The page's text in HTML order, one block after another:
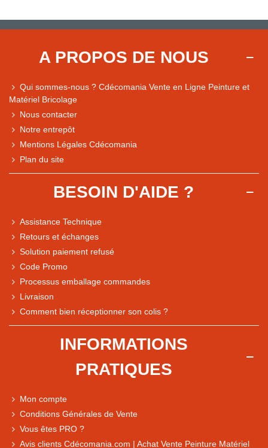
Comparaison des performances du magasin
Express, Chez vous, Point relais, Retrait magasin
A PROPOS DE NOUS
Qui sommes-nous ? Cdécomania Vente en Ligne Peinture et
Matériel Bricolage
Nous contacter
Notre entrepôt
Mentions Légales Cdécomania
Plan du site
BESOIN D'AIDE ?
Assistance Technique
Retours et échanges
Solution paiement refusé
Code Promo
Processus emballage commandes
Livraison
Comment bien réceptionner son colis ?
INFORMATIONS
PRATIQUES
Mon compte
Conditions Générales de Vente
Vous êtes PRO ?
Avis clients Cdécomania.com | Achat Vente Peinture Matériel